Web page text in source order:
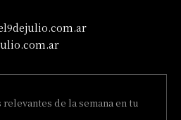
de la semana en tu